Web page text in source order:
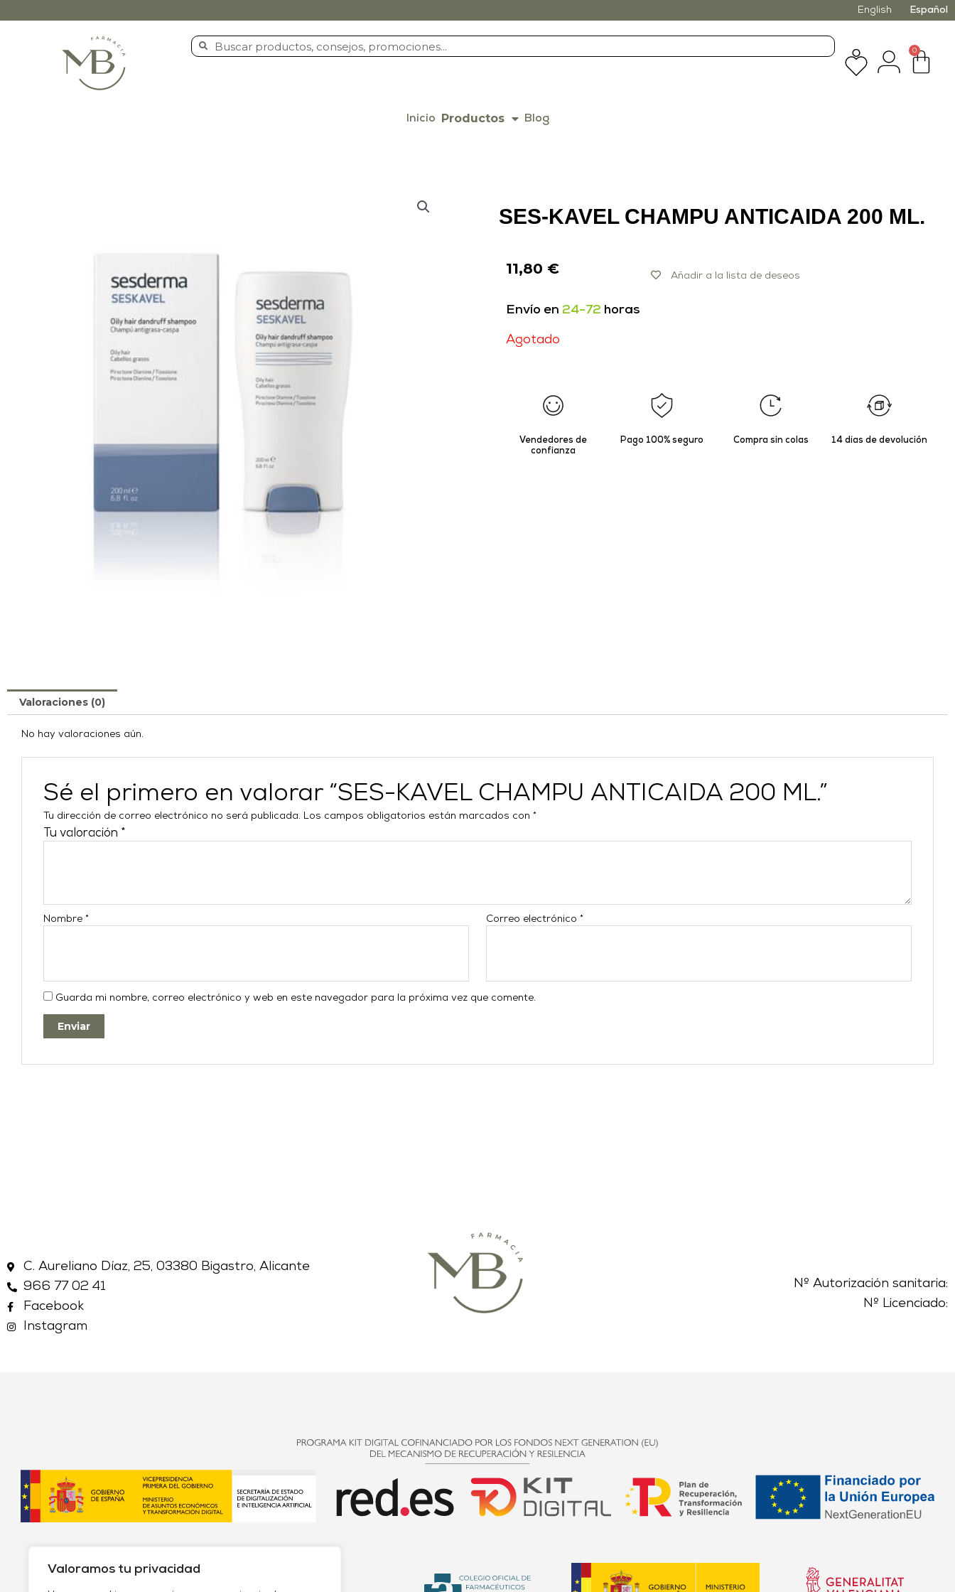
Valoramos tu privacidad
English Español
0
Inicio Productos Blog
SES-KAVEL CHAMPU ANTICAIDA 200 ML.
11,80 € Añadir a la lista de deseos
Envío en 24-72 horas
Agotado
Vendedores de
confianza
Pago 100% seguro Compra sin colas 14 días de devolución
Valoraciones (0)
No hay valoraciones aún.
Sé el primero en valorar “SES-KAVEL CHAMPU ANTICAIDA 200 ML.”
Tu dirección de correo electrónico no será publicada. Los campos obligatorios están marcados con*
Tu valoración *
Nombre* Correo electrónico*
Guarda mi nombre, correo electrónico y web en este navegador para la próxima vez que comente.
C. Aureliano Díaz, 25, 03380 Bigastro, Alicante
966 77 02 41
Facebook
Instagram
Nº Autorización sanitaria:
Nº Licenciado: